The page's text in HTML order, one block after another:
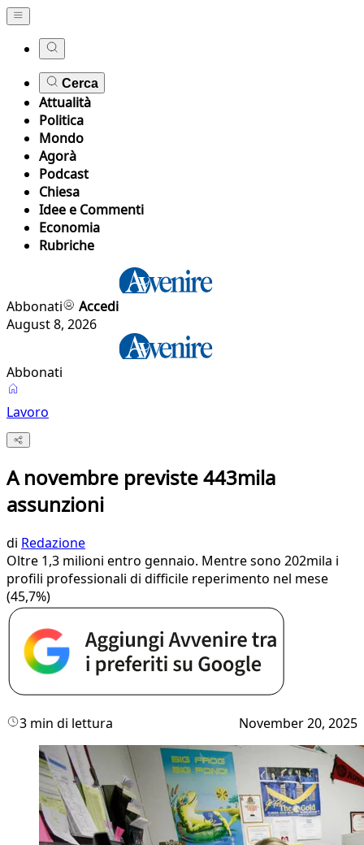
Cerca
Attualità
Politica
Mondo
Agorà
Podcast
Chiesa
Idee e Commenti
Economia
Rubriche
Abbonati
Accedi
August 8, 2026
Abbonati
Lavoro
A novembre previste 443mila
assunzioni
di Redazione
Oltre 1,3 milioni entro gennaio. Mentre sono 202mila i
profili professionali di difficile reperimento nel mese
(45,7%)
3 min di lettura November 20, 2025